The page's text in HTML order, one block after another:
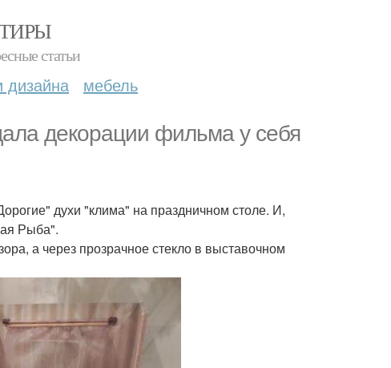
статьи
дизайна мебель
декорации фильма у себя
духи "клима" на праздничном столе. И,
Рыба".
а через прозрачное стекло в выставочном